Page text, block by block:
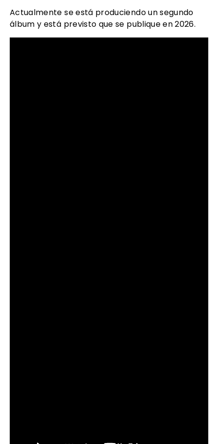
Actualmente se está produciendo un segundo
álbum y está previsto que se publique en 2026.